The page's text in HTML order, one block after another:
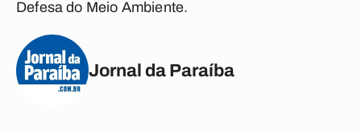
Defesa do Meio Ambiente.
Jornal da Paraíba